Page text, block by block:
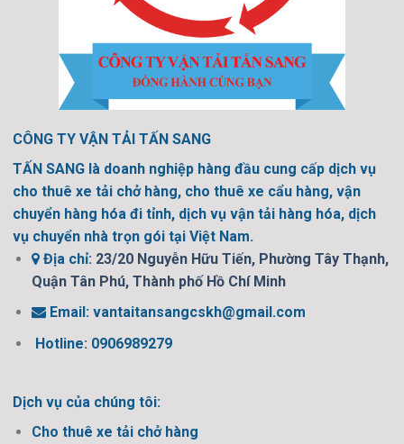
CÔNG TY VẬN TẢI TẤN SANG
TẤN SANG là doanh nghiệp hàng đầu cung cấp dịch vụ
cho thuê xe tải chở hàng, cho thuê xe cẩu hàng, vận
chuyển hàng hóa đi tỉnh, dịch vụ vận tải hàng hóa, dịch
vụ chuyển nhà trọn gói tại Việt Nam.
Địa chỉ: 23/20 Nguyễn Hữu Tiến, Phường Tây Thạnh,
Quận Tân Phú, Thành phố Hồ Chí Minh
Email:vantaitansangcskh@gmail.com
Hotline: 0906989279
Dịch vụ của chúng tôi:
Cho thuê xe tải chở hàng